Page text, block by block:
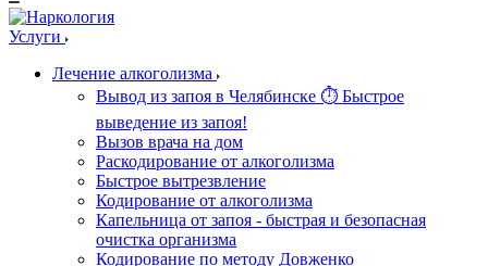
Услуги
Лечение алкоголизма
Вывод из запоя в Челябинске ⏱ Быстрое
выведение из запоя!
Вызов врача на дом
Раскодирование от алкоголизма
Быстрое вытрезвление
Кодирование от алкоголизма
Капельница от запоя - быстрая и безопасная
очистка организма
Кодирование по методу Довженко